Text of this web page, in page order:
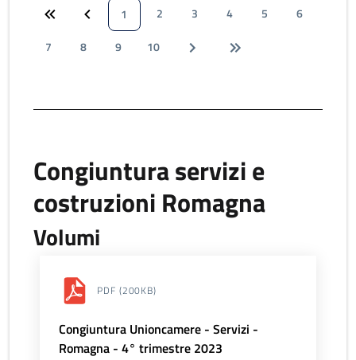
1 2 3 4 5
6
7
8 9 10
Congiuntura servizi e
costruzioni Romagna
Volumi
PDF (200KB)
Congiuntura Unioncamere - Servizi -
Romagna - 4° trimestre 2023